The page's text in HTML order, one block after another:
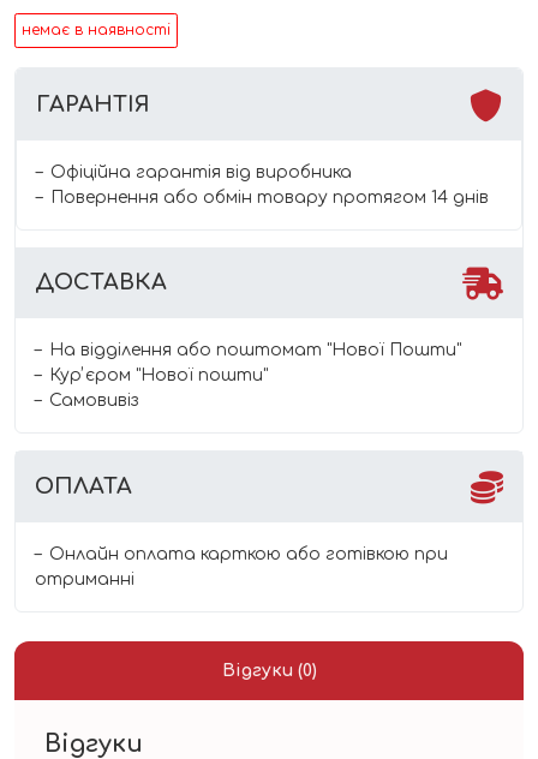
немає в наявності
ГАРАНТІЯ
Офіційна гарантія від виробника
Повернення або обмін товару протягом 14 днів
ДОСТАВКА
На відділення або поштомат "Нової Пошти"
Курʼєром "Нової пошти"
Самовивіз
ОПЛАТА
Онлайн оплата карткою або готівкою при
отриманні
Відгуки (0)
Відгуки